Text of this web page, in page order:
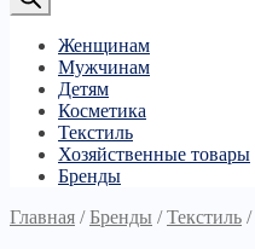
Женщинам
Мужчинам
Детям
Косметика
Текстиль
Хозяйственные товары
Бренды
Главная /Бренды /Текстиль /